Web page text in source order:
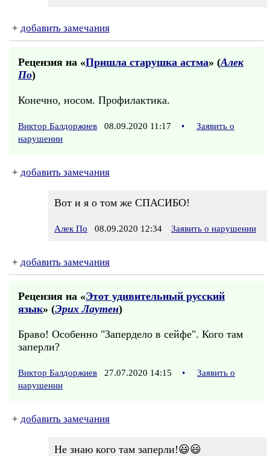
+ добавить замечания
Рецензия на «Пришла старушка астма» (Алек
По)
Конечно, носом. Профилактика.
Виктор Балдоржиев 08.09.2020 11:17 •
Заявить о
нарушении
+ добавить замечания
Вот и я о том же СПАСИБО!
Алек По 08.09.2020 12:34 Заявить о нарушении
+ добавить замечания
Рецензия на «Этот удивительный русский
язык» (Эрих Лаутен)
Браво! Особенно "Запердело в сейфе". Кого там
заперли?
Виктор Балдоржиев 27.07.2020 14:15 •
Заявить о
нарушении
+ добавить замечания
Не знаю кого там заперли!😃😃